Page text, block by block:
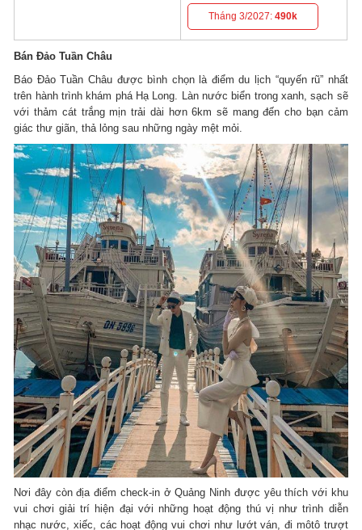
Tháng 3/2027:490k
Bán Đảo Tuần Châu
Báo Đảo Tuần Châu được bình chọn là điểm du lịch “quyến rũ” nhất
trên hành trình khám phá Hạ Long. Làn nước biển trong xanh, sạch sẽ
với thảm cát trắng mịn trải dài hơn 6km sẽ mang đến cho bạn cảm
giác thư giãn, thả lỏng sau những ngày mệt mỏi.
Nơi đây còn địa điểm check-in ở Quảng Ninh được yêu thích với khu
vui chơi giải trí hiện đại với những hoạt động thú vị như trình diễn
nhạc nước, xiếc, các hoạt động vui chơi như lướt ván, đi môtô trượt